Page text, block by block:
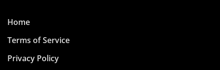
Home
Terms of Service
Privacy Policy